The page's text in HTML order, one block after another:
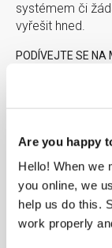
Are you happy
Hello! When we
you online, we
help us do this.
work properly
systémem či
vyřešit hned.
PODÍVEJTE SE NA